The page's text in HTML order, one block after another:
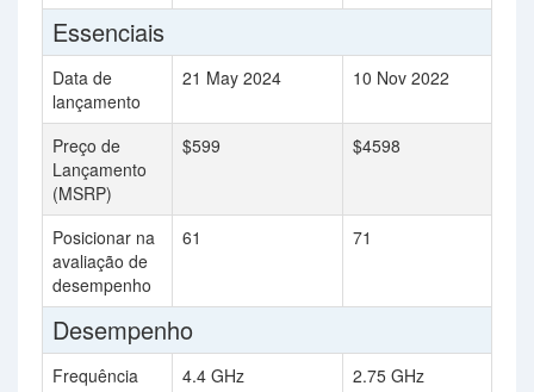
Essenciais
Data de
lançamento
21 May 2024 10 Nov 2022
Preço de
Lançamento
(MSRP)
$599 $4598
Posicionar na
avaliação de
desempenho
61 71
Desempenho
Frequência
4.4 GHz 2.75 GHz